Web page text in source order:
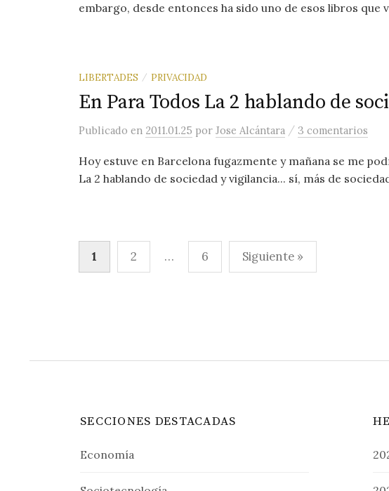
embargo, desde entonces ha sido uno de esos libros que
LIBERTADES / PRIVACIDAD
En Para Todos La 2 hablando de
Publicado en 2011.01.25 por Jose Alcántara / 3 comentarios
Hoy estuve en Barcelona fugazmente y mañana se me
La 2 hablando de sociedad y vigilancia... sí, más de
Paginación
1 2 … 6 Siguiente »
SECCIONES DESTACADAS
Economía